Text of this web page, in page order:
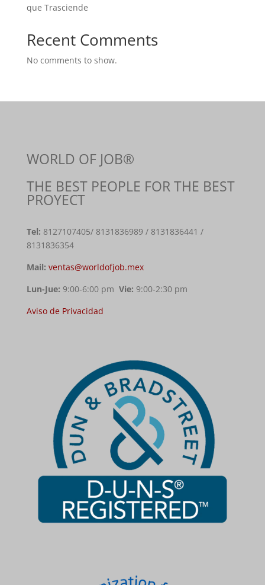
que Trasciende
Recent Comments
No comments to show.
WORLD OF JOB®
THE BEST PEOPLE FOR THE BEST
PROYECT
Tel: 8127107405/ 8131836989 / 8131836441 /
8131836354
Mail: ventas@worldofjob.mex
Lun-Jue: 9:00-6:00 pm Vie: 9:00-2:30 pm
Aviso de Privacidad